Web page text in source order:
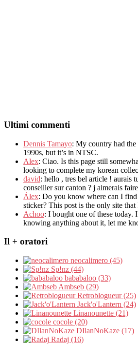
Ultimi commenti
Dennis Tamayo: My country had
1990s, but it’s in NTSC.
Alex: Ciao. Is this page still
looking to complete my korean
david: hello , tres bel article ! aurais
conseiller sur canton ? j aimerais
Álex: Do you know where can I find
sticker? This post is the only site that
Achoo: I bought one of these today.
knowing anything about it, let me
Il + oratori
neocalimero (45)
Sp!nz (44)
bababaloo (33)
Ambseb (29)
Retroblogueur (25)
Jack'o'Lantern (24)
Linanounette (21)
cocole (20)
DIlanNoKaze (17)
Radaj (16)